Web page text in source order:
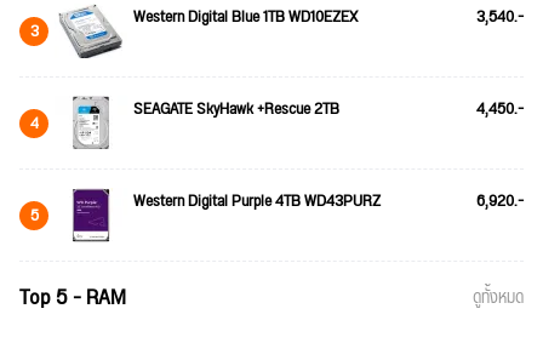
3 Western Digital Blue 1TB WD10EZEX 3,540.-
4 SEAGATE SkyHawk +Rescue 2TB 4,450.-
5 Western Digital Purple 4TB WD43PURZ 6,920.-
Top 5 - RAM ดูทั้งหมด